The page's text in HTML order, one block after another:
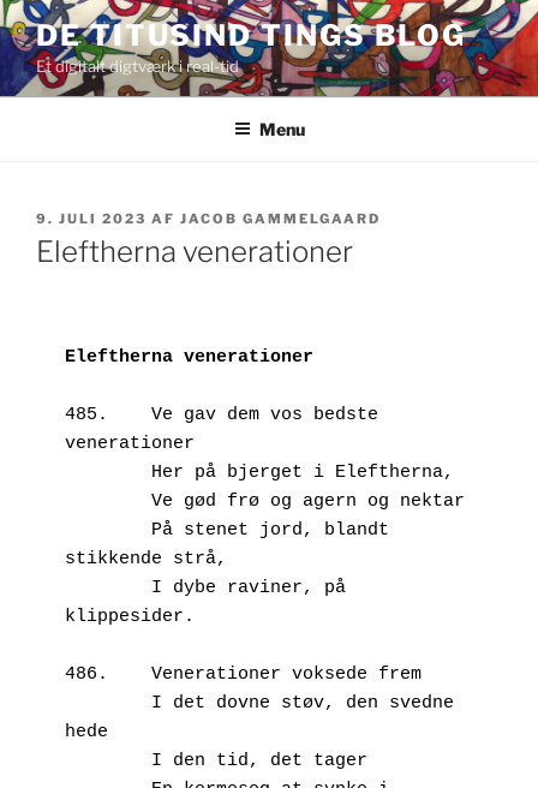
Videre
til
indhold
DE TITUSIND TINGS BLOG
Et digitalt digtværk i real-tid
Menu
UDGIVET
DEN
9. JULI 2023 AF JACOB GAMMELGAARD
Eleftherna venerationer
Eleftherna venerationer
485.	Ve gav dem vos bedste
venerationer
        Her på bjerget i Eleftherna,
        Ve gød frø og agern og nektar
stikkende strå,
klippesider.
486.	Venerationer voksede frem
hede
        I den tid, det tager